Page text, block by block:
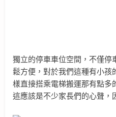
獨立的停車車位空間，不僅停
鬆方便，對於我們這種有小孩
樣直接搭乘電梯搬運那有點多
這應該是不少家長們的心聲